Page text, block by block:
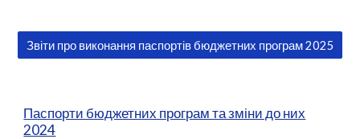
Звіти про виконання паспортів бюджетних програм 2025
Паспорти бюджетних програм та зміни до них
2024